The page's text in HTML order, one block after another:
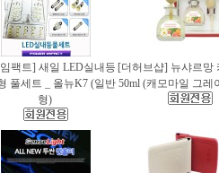
팩트] 새일 LED실내등
풀세트 _ 올뉴K7 (일반
형)
[더허브샵] 뉴샤르망
50ml (캐모마일 그레